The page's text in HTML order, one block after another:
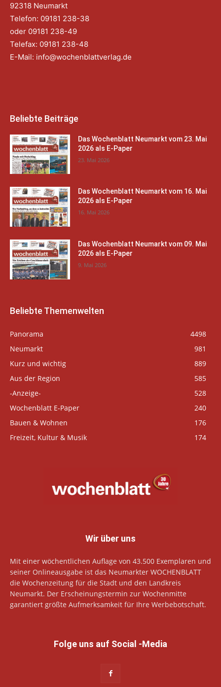
92318 Neumarkt
Telefon: 09181 238-38
oder 09181 238-49
Telefax: 09181 238-48
E-Mail: info@wochenblattverlag.de
Beliebte Beiträge
Das Wochenblatt Neumarkt vom 23. Mai
2026 als E-Paper
23. Mai 2026
Das Wochenblatt Neumarkt vom 16. Mai
2026 als E-Paper
16. Mai 2026
Das Wochenblatt Neumarkt vom 09. Mai
2026 als E-Paper
9. Mai 2026
Beliebte Themenwelten
Panorama
4498
Neumarkt
981
Kurz und wichtig
889
Aus der Region
585
-Anzeige-
528
Wochenblatt E-Paper
240
Bauen & Wohnen
176
Freizeit, Kultur & Musik
174
Wir über uns
Mit einer wöchentlichen Auflage von 43.500 Exemplaren und
seiner Onlineausgabe ist das Neumarkter WOCHENBLATT
die Wochenzeitung für die Stadt und den Landkreis
Neumarkt. Der Erscheinungstermin zur Wochenmitte
garantiert größte Aufmerksamkeit für Ihre Werbebotschaft.
Folge uns auf Social -Media